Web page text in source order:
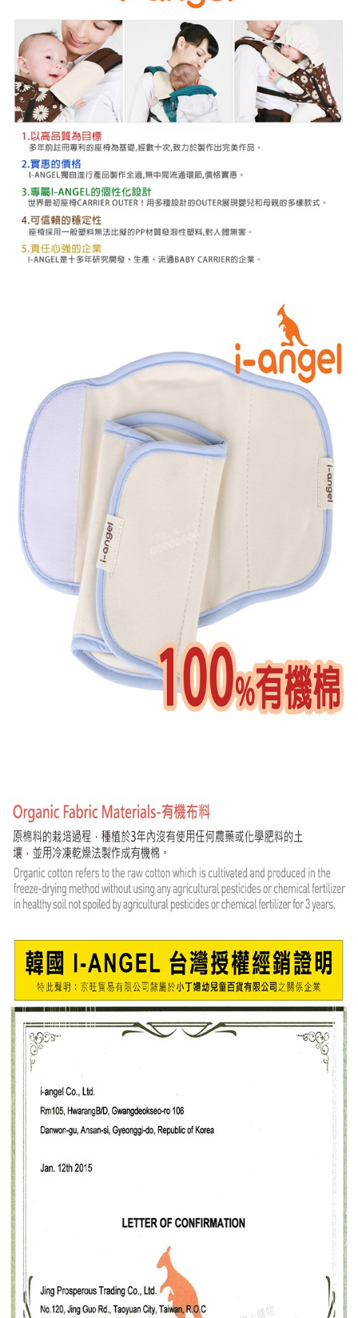
2.基於同意付款使用「大哥付你分期」之契約關係目的，商店將以您的個人
資料（包含姓名、電話或地址）提供予台灣大哥大進項蒐集、處理及利用，
由本公司與您本人進行分期帳單所需資料之確認、核對及更正。
3.完整用戶服務條款，請詳閱以下連結： https://oppay.tw/userRule
是否繳費成功／繳費後需取消欲退款等相關疑問，請聯繫「AFTEE先享後付
客戶支援中心」https://netprotections.freshdesk.com/support/home
【注意事項】
１．透過由恩沛科技股份有限公司提供之「AFTEE先享後付」服務完成之交
易，需依本服務之必要範圍內提供個人資料，並將交易相關給付款項請求債
權轉讓予恩沛科技股份有限公司。
２．關於個人資料處理事宜，請瀏覽以下網址：
https://aftee.tw/terms/#terms3
３．未成年的使用者請事先徵得法定代理人或監護人之同意方可使用
「AFTEE先享後付」，若未經同意申辦者引起之損失，本公司不負相關責
任。
４．使用「AFTEE先享後付」時，將依據個別帳號之用戶狀況，依本公司即
時審查核予不同之上限額度；若仍有額度不足之情形，本公司將視審查結果
請求用戶進行身份認證。
５．嚴禁一人註冊多個帳號或使用他人資訊註冊。若發現惡意使用之情形，
恩沛科技股份有限公司將有權停止該用戶之使用額度並採取法律行動。
每筆NT$60，滿NT$1,000(含以上)免運費
宅配
每筆NT$100，滿NT$1,000(含以上)免運費